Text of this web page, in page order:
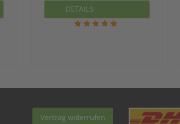
DETAILS
Vertrag widerrufen